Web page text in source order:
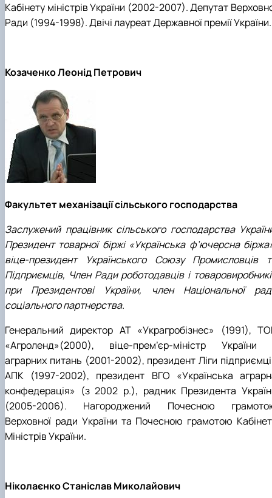
Кабінету міністрів України (2002-2007). Депутат
Ради (1994-1998). Двічі лауреат Державної премії України.
Козаченко Леонід Петрович
Факультет механізації сільського господарства
Заслужений працівник сільського господарства
Президент товарної біржі «Українська ф’ючерсна
віце-президент Українського Союзу Промисловців
Підприємців, Член Ради роботодавців і
при Президентові України, член Національної
соціального партнерства.
Генеральний директор АТ «Украгробізнес» (1991),
«Агроленд»(2000), віце-прем’єр-міністр України
аграрних питань (2001-2002), президент Ліги
АПК (1997-2002), президент ВГО «Українська
конфедерація» (з 2002 р.), радник Президента
(2005-2006). Нагороджений Почесною
Верховної ради України та Почесною грамотою
Міністрів України.
Ніколаєнко Станіслав Миколайович